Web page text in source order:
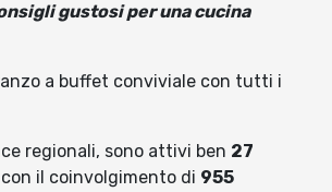
gustosi per una cucina
a buffet conviviale con tutti i
regionali, sono attivi ben 27
con il coinvolgimento di 955